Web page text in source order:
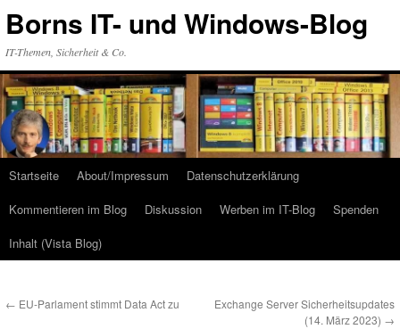
Inhalt
Borns IT- und Windows-Blog
IT-Themen, Sicherheit & Co.
Startseite About/Impressum
Datenschutzerklärung
Kommentieren im Blog
Diskussion Werben im IT-Blog
Spenden
Inhalt (Vista Blog)
← EU-Parlament stimmt Data Act zu
Exchange Server Sicherheitsupdates
(14. März 2023) →